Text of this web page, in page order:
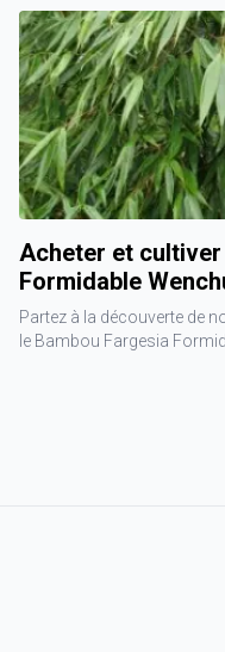
Acheter et cultiver
Formidable
Partez à la découverte de
le Bambou Fargesia